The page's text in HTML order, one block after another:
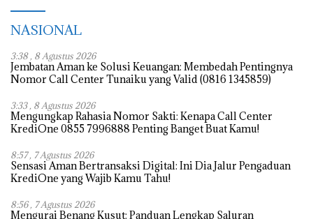
NASIONAL
3:38 , 8 Agustus 2026
Jembatan Aman ke Solusi Keuangan: Membedah Pentingnya
Nomor Call Center Tunaiku yang Valid (0816 1345859)
3:33 , 8 Agustus 2026
Mengungkap Rahasia Nomor Sakti: Kenapa Call Center
KrediOne 0855 7996888 Penting Banget Buat Kamu!
8:57 , 7 Agustus 2026
Sensasi Aman Bertransaksi Digital: Ini Dia Jalur Pengaduan
KrediOne yang Wajib Kamu Tahu!
8:56 , 7 Agustus 2026
Mengurai Benang Kusut: Panduan Lengkap Saluran